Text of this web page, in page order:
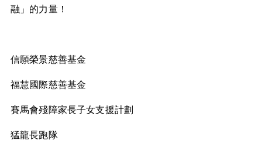
融」的力量！
信願榮景慈善基金
福慧國際慈善基金
賽馬會殘障家長子女支援計劃
猛龍長跑隊